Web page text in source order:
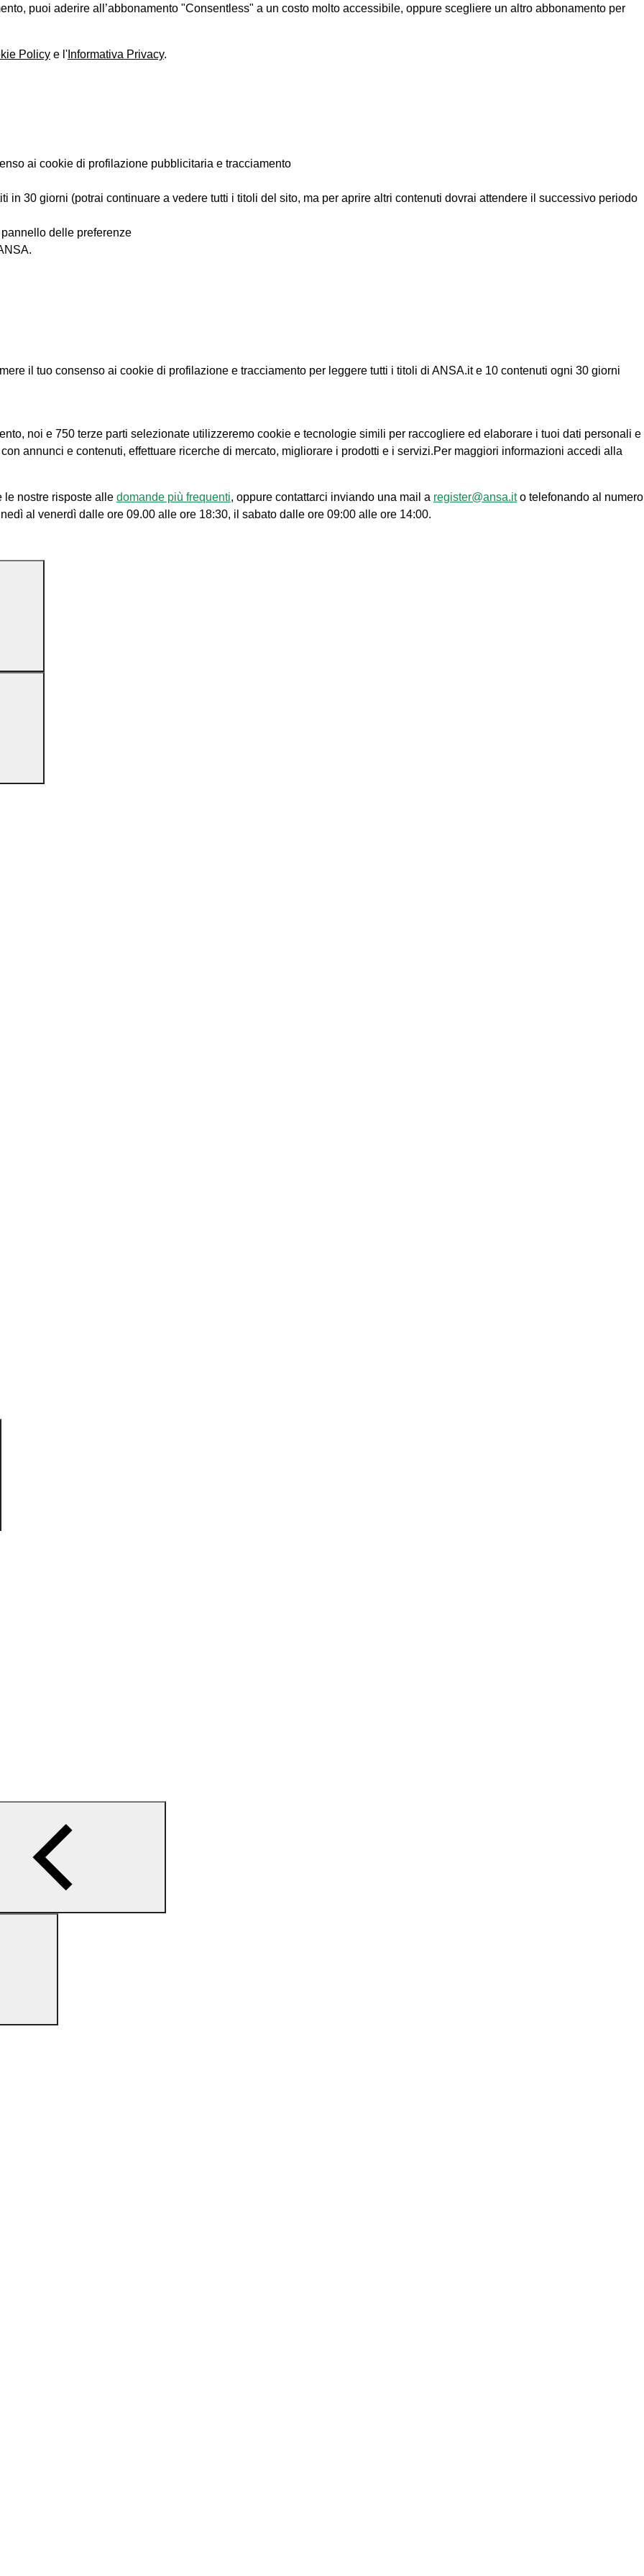
puoi aderire all’abbonamento "Consentless" a un costo molto accessibile, oppure scegliere un altro abbonamento per
Policy e l' Informativa Privacy.
ai cookie di profilazione pubblicitaria e tracciamento
in 30 giorni (potrai continuare a vedere tutti i titoli del sito, ma per aprire altri contenuti dovrai attendere il successivo periodo
delle preferenze
il tuo consenso ai cookie di profilazione e tracciamento per leggere tutti i titoli di ANSA.it e 10 contenuti ogni 30 giorni
noi e 750 terze parti selezionate utilizzeremo cookie e tecnologie simili per raccogliere ed elaborare i tuoi dati personali e
annunci e contenuti, effettuare ricerche di mercato, migliorare i prodotti e i servizi.Per maggiori informazioni accedi alla
le nostre risposte alle domande più frequenti, oppure contattarci inviando una mail a register@ansa.ito telefonando al numero
al venerdì dalle ore 09.00 alle ore 18:30, il sabato dalle ore 09:00 alle ore 14:00.